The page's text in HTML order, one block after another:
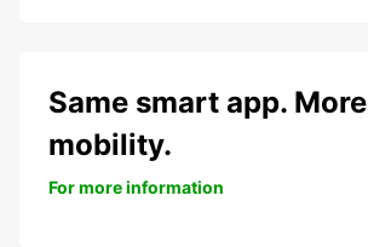
Same smart app. More
mobility.
For more information